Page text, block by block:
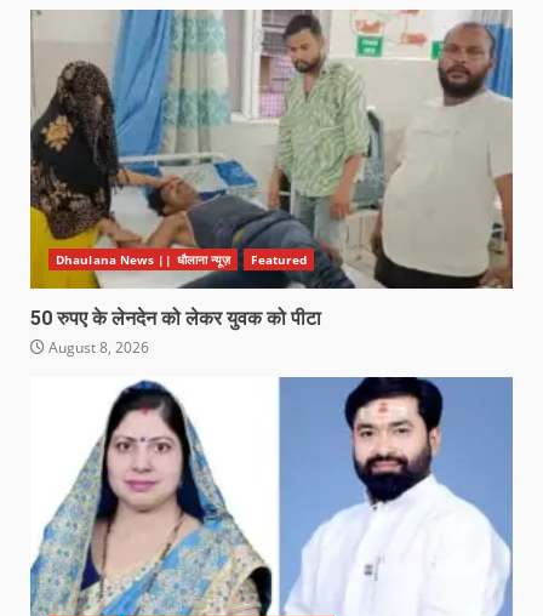
Dhaulana News || धौलाना न्यूज़ Featured
50 रुपए के लेनदेन को लेकर युवक को पीटा
August 8, 2026